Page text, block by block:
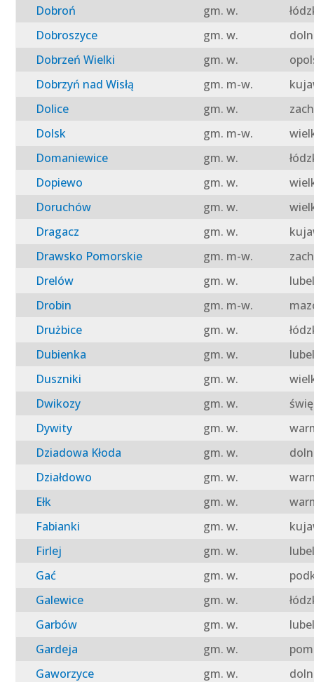
Dobroń
gm. w.
Dobroszyce
gm. w.
Dobrzeń Wielki
gm. w.
Dobrzyń nad Wisłą
gm. m-w.
Dolice
gm. w.
Dolsk
gm. m-w.
Domaniewice
gm. w.
Dopiewo
gm. w.
Doruchów
gm. w.
Dragacz
gm. w.
Drawsko Pomorskie
gm. m-w.
Drelów
gm. w.
Drobin
gm. m-w.
Drużbice
gm. w.
Dubienka
gm. w.
Duszniki
gm. w.
Dwikozy
gm. w.
Dywity
gm. w.
Dziadowa Kłoda
gm. w.
Działdowo
gm. w.
Ełk
gm. w.
Fabianki
gm. w.
Firlej
gm. w.
Gać
gm. w.
Galewice
gm. w.
Garbów
gm. w.
Gardeja
gm. w.
Gaworzyce
gm. w.